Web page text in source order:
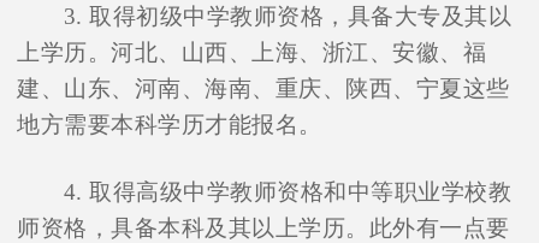
3. 取得初级中学教师资格，具备大专及其以
上学历。河北、山西、上海、浙江、安徽、福
建、山东、河南、海南、重庆、陕西、宁夏这些
地方需要本科学历才能报名。
4. 取得高级中学教师资格和中等职业学校教
师资格，具备本科及其以上学历。此外有一点要